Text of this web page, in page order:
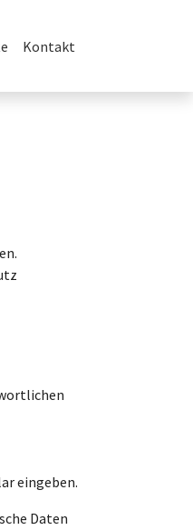
Kontakt
eingeben.
Daten